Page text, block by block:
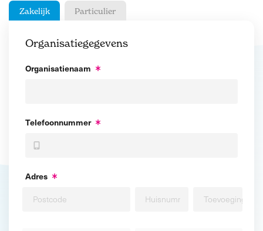
Zakelijk Particulier
Organisatiegegevens
Organisatienaam
Telefoonnummer
Adres